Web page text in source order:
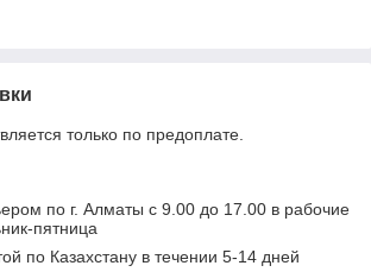
только по предоплате.
по г. Алматы с 9.00 до 17.00 в рабочие
пятница
по Казахстану в течении 5-14 дней